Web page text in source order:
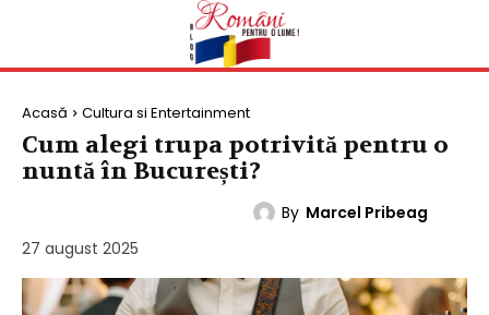
Acasă Cultura si Entertainment
Cum alegi trupa potrivită pentru o
nuntă în București?
By Marcel Pribeag
27 august 2025